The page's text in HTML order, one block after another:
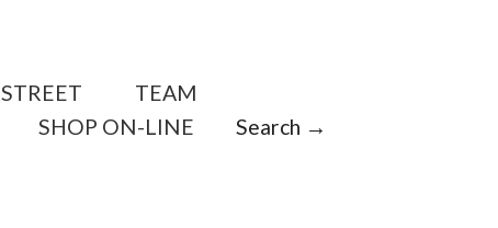
STREET
TEAM
SHOP ON-LINE Search →